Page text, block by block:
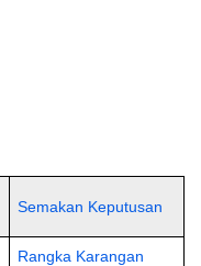
Semakan Keputusan
Rangka Karangan